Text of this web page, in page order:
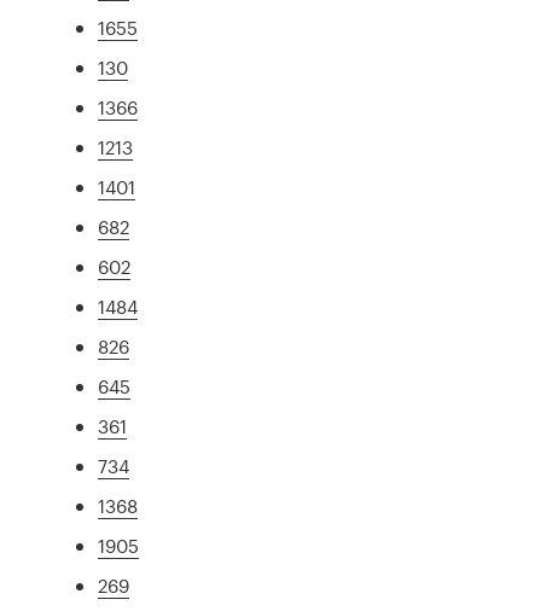
1655
130
1366
1213
1401
682
602
1484
826
645
361
734
1368
1905
269